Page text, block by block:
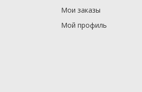
Мои заказы
Мой профиль